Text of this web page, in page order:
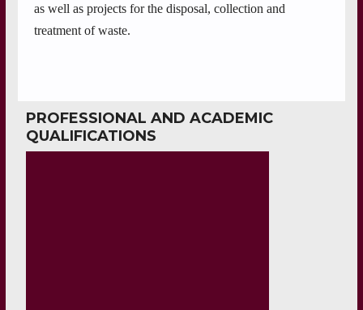
as well as projects for the disposal, collection and
treatment of waste.
PROFESSIONAL AND ACADEMIC
QUALIFICATIONS